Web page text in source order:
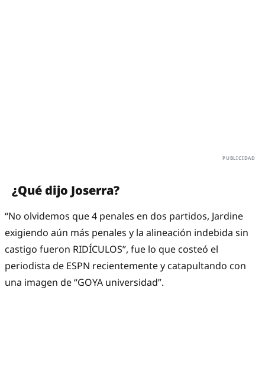
¿Qué dijo Joserra?
“No olvidemos que 4 penales en dos partidos, Jardine
exigiendo aún más penales y la alineación indebida sin
castigo fueron RIDÍCULOS”, fue lo que costeó el
periodista de ESPN recientemente y catapultando con
una imagen de “GOYA universidad”.